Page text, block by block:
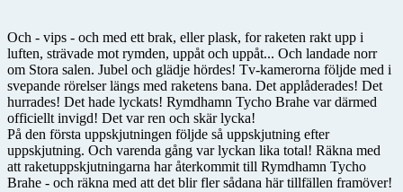
Och - vips - och med ett brak, eller plask, for raketen rakt upp i
luften, strävade mot rymden, uppåt och uppåt... Och landade norr
om Stora salen. Jubel och glädje hördes! Tv-kamerorna följde med i
svepande rörelser längs med raketens bana. Det applåderades! Det
hurrades! Det hade lyckats! Rymdhamn Tycho Brahe var därmed
officiellt invigd! Det var ren och skär lycka!
På den första uppskjutningen följde så uppskjutning efter
uppskjutning. Och varenda gång var lyckan lika total! Räkna med
att raketuppskjutningarna har återkommit till Rymdhamn Tycho
Brahe - och räkna med att det blir fler sådana här tillfällen framöver!